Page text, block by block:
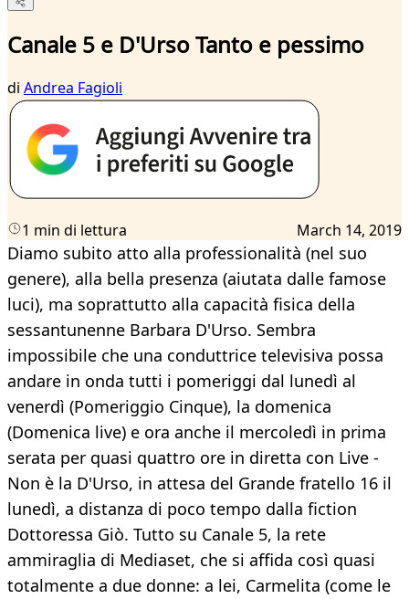
Canale 5 e D'Urso Tanto e pessimo
di Andrea Fagioli
1 min di lettura March 14, 2019
Diamo subito atto alla professionalità (nel suo
genere), alla bella presenza (aiutata dalle famose
luci), ma soprattutto alla capacità fisica della
sessantunenne Barbara D'Urso. Sembra
impossibile che una conduttrice televisiva possa
andare in onda tutti i pomeriggi dal lunedì al
venerdì (Pomeriggio Cinque), la domenica
(Domenica live) e ora anche il mercoledì in prima
serata per quasi quattro ore in diretta con Live -
Non è la D'Urso, in attesa del Grande fratello 16 il
lunedì, a distanza di poco tempo dalla fiction
Dottoressa Giò. Tutto su Canale 5, la rete
ammiraglia di Mediaset, che si affida così quasi
totalmente a due donne: a lei, Carmelita (come le